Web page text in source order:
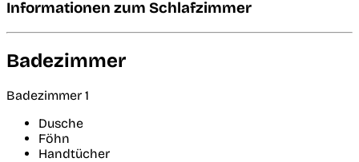
Informationen zum Schlafzimmer
Badezimmer
Badezimmer 1
Dusche
Föhn
Handtücher